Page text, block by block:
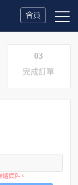
會員
03
完成訂單
資料。